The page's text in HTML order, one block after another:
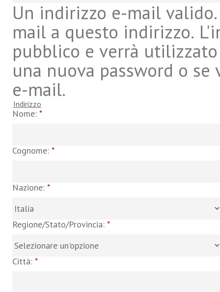
Un indirizzo e-mail
mail a questo indirizzo.
pubblico e verrà
una nuova password o
e-mail.
Indirizzo
Nome: *
Cognome: *
Nazione: *
Regione/Stato/Provincia: *
Città: *